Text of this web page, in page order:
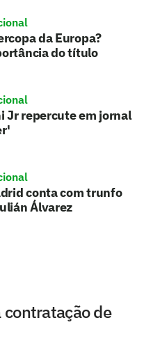
da Europa?
do título
Jr repercute em jornal
conta com trunfo
Álvarez
de